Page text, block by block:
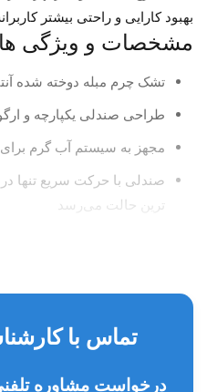
بهبود کارایی و راحتی بیشتر
مشخصات و ویژگی‌
تشک چرم مبله دوخته شده
طراحی صندلی یکپارچه و
مجهز به سیستم آب گرم برای
ترین حالت می‌رسد
تماس با
درخواست مشاوره